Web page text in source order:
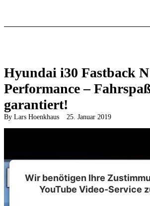
Elektromobilität
Messen & Events
Hyundai i30 Fastback N
Performance –
garantiert!
By Lars Hoenkhaus 25. Januar 2019
Wir benötigen Ihre
YouTube Video-Service